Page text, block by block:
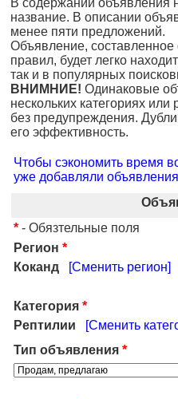
В содержании объявления
название. В описании
менее пяти предложений.
Объявление,
правил, будет легко
так и в популярных
ВНИМНИЕ! Одинаковые
нескольких категориях или
без предупреждения.
его эффективность.
Чтобы сэкономить время
уже добавляли
* - Обязтельные поля
Регион *
Коканд
[Сменить регион]
Категория *
Рептилии
[Сменить
Тип объявления *